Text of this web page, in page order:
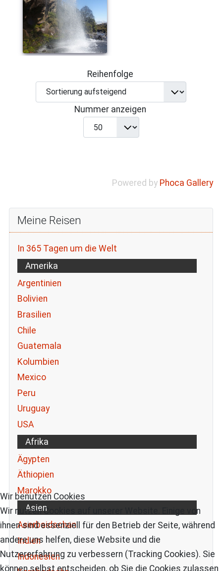
Reihenfolge
Nummer anzeigen
Powered by Phoca Gallery
Meine Reisen
In 365 Tagen um die Welt
Amerika
Argentinien
Bolivien
Brasilien
Chile
Guatemala
Kolumbien
Mexico
Peru
Uruguay
USA
Afrika
Ägypten
Äthiopien
Marokko
Asien
Aserbaidschan
Indien
Indonesien
Wir benutzen Cookies
Wir nutzen Cookies auf unserer Website. Einige von
ihnen sind essenziell für den Betrieb der Seite, während
andere uns helfen, diese Website und die
Nutzererfahrung zu verbessern (Tracking Cookies). Sie
können selbst entscheiden, ob Sie die Cookies zulassen